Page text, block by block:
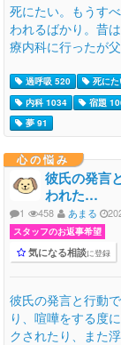
死にたい。もうす
われるばかり。昔
療内科に行ったが
過呼吸 520 死に
内科 1034
宿題
夢 91
心の悩み
彼氏の発言
われた…
1 458 あまる
スタッフのお返事希望
気になる相談に登録
彼氏の発言と行動
り、喧嘩をする度
クされたり、また